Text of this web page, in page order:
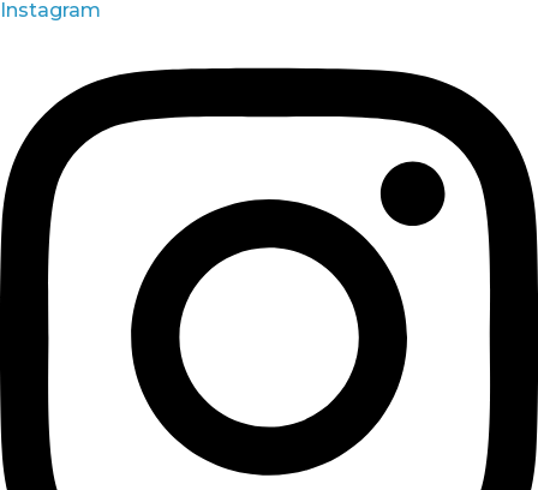
Instagram